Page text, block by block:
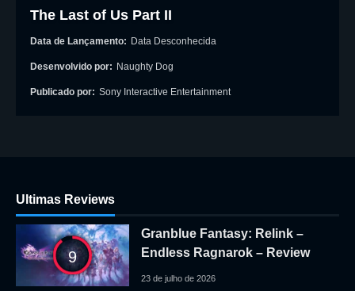
The Last of Us Part II
Data de Lançamento: Data Desconhecida
Desenvolvido por: Naughty Dog
Publicado por: Sony Interactive Entertainment
Ultimas Reviews
9
Granblue Fantasy: Relink –
Endless Ragnarok – Review
23 de julho de 2026